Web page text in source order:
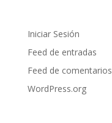
Iniciar Sesión
Feed de entradas
Feed de comentarios
WordPress.org